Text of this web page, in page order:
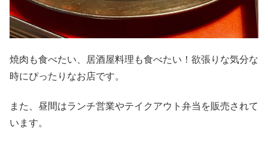
焼肉も食べたい、居酒屋料理も食べたい！欲張りな気分な
時にぴったりなお店です。
また、昼間はランチ営業やテイクアウト弁当を販売されて
います。